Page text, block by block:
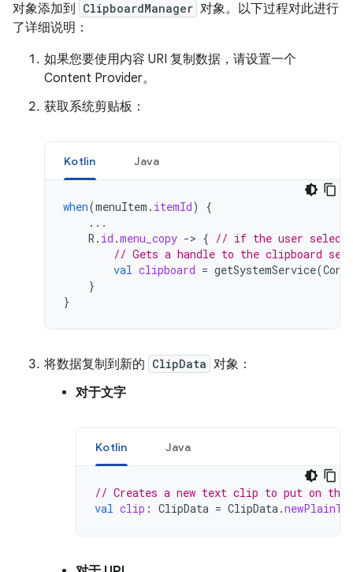
对象添加到 ClipboardManager 对象。以下过程对此进行
了详细说明：
如果您要使用内容 URI 复制数据，请设置一个
Content Provider。
获取系统剪贴板：
Kotlin Java
when(menuItem . itemId)
{
...
R . id .menu_copy -> { // if the user selects
// Gets a handle to the clipboard
val clipboard = getSystemService(
}
}
将数据复制到新的 ClipData 对象：
对于文字
Kotlin Java
// Creates a new text clip to put on the
val clip : ClipData = ClipData.